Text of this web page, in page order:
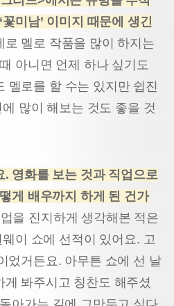
미남’ 이미지 때문에 생긴
로 멜로 작품을 많이 하지는
아니면 언제 하나 싶기도
멜로를 할 수는 있지만 쉽진
많이 해보는 것도 좋을 것
. 영화를 보는 것과 직업으로
게 배우까지 하게 된 건가
을 진지하게 생각해본 적은
이 쇼에 선적이 있어요. 고
었거든요. 아무튼 쇼에 선 날
봐주시고 칭찬도 해주셨